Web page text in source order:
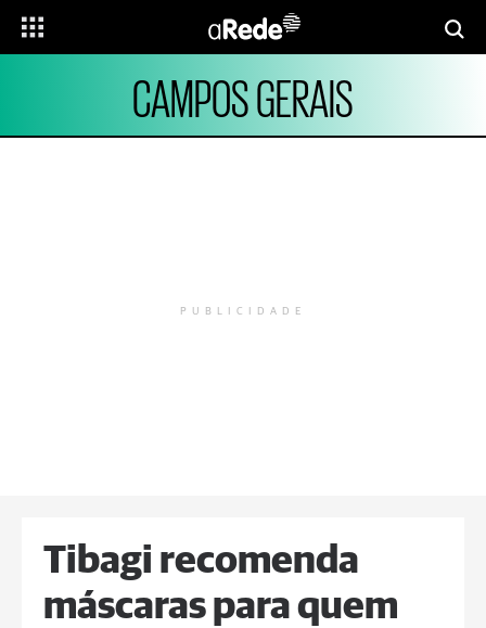
CAMPOS GERAIS
PUBLICIDADE
Tibagi recomenda
máscaras para quem